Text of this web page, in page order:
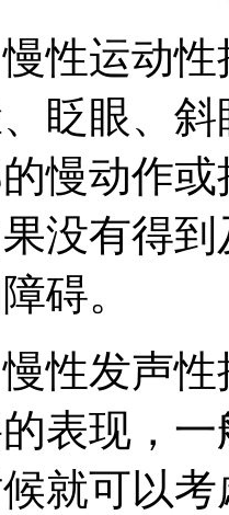
运动性
眨眼、
慢动作
没有得
碍。
发声性
表现，
就可以